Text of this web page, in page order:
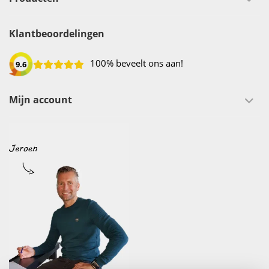
Klantbeoordelingen
9.6 100% beveelt ons aan!
Mijn account